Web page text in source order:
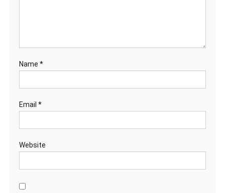
Name *
Email *
Website